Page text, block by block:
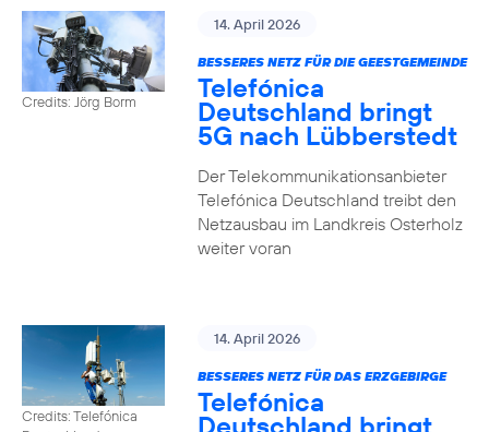
Credits: Jörg Borm
14. April 2026
BESSERES NETZ FÜR DIE GEESTGEMEINDE
Telefónica
Deutschland bringt
5G nach Lübberstedt
Der Telekommunikationsanbieter
Telefónica Deutschland treibt den
Netzausbau im Landkreis Osterholz
weiter voran
Credits: Telefónica
14. April 2026
BESSERES NETZ FÜR DAS ERZGEBIRGE
Telefónica
Deutschland bringt